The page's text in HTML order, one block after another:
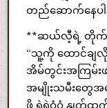
တည်ဆောက်နေပ
**ဆယ်လီ့ရဲ့ တိုက်
“သူ့ကို ထောင်ချလို
အိမ်တွင်းအကြမ်း
အမျိုးသမီးတွေ
ဖို့ ရဲရဲဝံ့ဝံ့ နှုတ်ထွက်